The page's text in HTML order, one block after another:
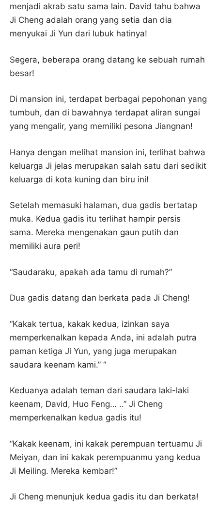
menjadi akrab satu sama lain. David tahu bahwa
Ji Cheng adalah orang yang setia dan dia
menyukai Ji Yun dari lubuk hatinya!
Segera, beberapa orang datang ke sebuah rumah
besar!
Di mansion ini, terdapat berbagai pepohonan yang
tumbuh, dan di bawahnya terdapat aliran sungai
yang mengalir, yang memiliki pesona Jiangnan!
Hanya dengan melihat mansion ini, terlihat bahwa
keluarga Ji jelas merupakan salah satu dari sedikit
keluarga di kota kuning dan biru ini!
Setelah memasuki halaman, dua gadis bertatap
muka. Kedua gadis itu terlihat hampir persis
sama. Mereka mengenakan gaun putih dan
memiliki aura peri!
“Saudaraku, apakah ada tamu di rumah?”
Dua gadis datang dan berkata pada Ji Cheng!
“Kakak tertua, kakak kedua, izinkan saya
memperkenalkan kepada Anda, ini adalah putra
paman ketiga Ji Yun, yang juga merupakan
saudara keenam kami.” “
Keduanya adalah teman dari saudara laki-laki
keenam, David, Huo Feng… ..” Ji Cheng
memperkenalkan kedua gadis itu!
“Kakak keenam, ini kakak perempuan tertuamu Ji
Meiyan, dan ini kakak perempuanmu yang kedua
Ji Meiling. Mereka kembar!”
Ji Cheng menunjuk kedua gadis itu dan berkata!